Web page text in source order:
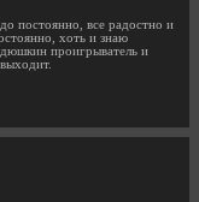
постоянно, все радостно и
хоть и знаю
проигрыватель и